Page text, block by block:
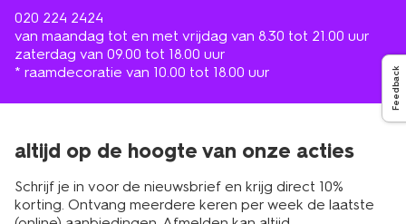
Feedback
020 224 2424
van maandag tot en met vrijdag van 8.30 tot 21.00 uur
zaterdag van 09.00 tot 18.00 uur
* raamdecoratie van 10.00 tot 18.00 uur
altijd op de hoogte van onze acties
Schrijf je in voor de nieuwsbrief en krijg direct 10%
korting. Ontvang meerdere keren per week de laatste